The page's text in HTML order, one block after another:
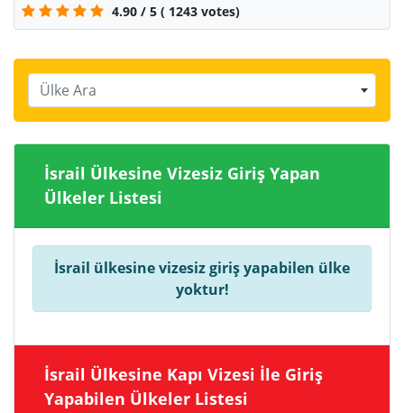
4.90 / 5 ( 1243 votes)
Ülke Ara
İsrail Ülkesine Vizesiz Giriş Yapan
Ülkeler Listesi
İsrail ülkesine vizesiz giriş yapabilen ülke
yoktur!
İsrail Ülkesine Kapı Vizesi İle Giriş
Yapabilen Ülkeler Listesi